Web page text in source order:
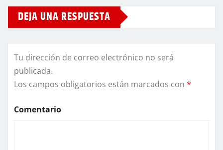
DEJA UNA RESPUESTA
Tu dirección de correo electrónico no será
publicada.
Los campos obligatorios están marcados con *
Comentario